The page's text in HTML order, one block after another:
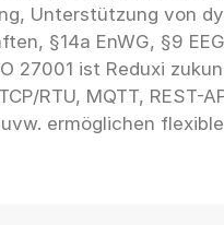
Unterstützung von
§14a EnWG, §9
27001 ist Reduxi
RTU, MQTT, REST-
uvw. ermöglichen